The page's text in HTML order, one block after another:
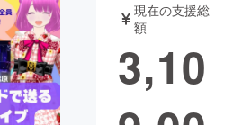
ガジェット
書籍・雑誌
現在の支援総
額
3,10